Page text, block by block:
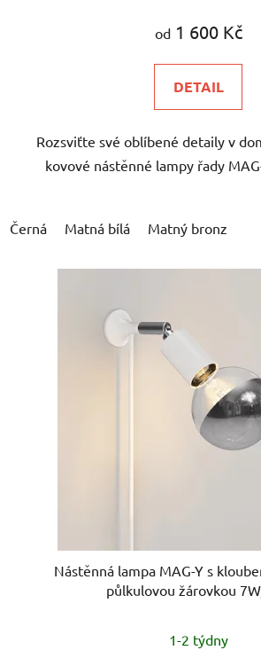
od1 600 Kč
DETAIL
Rozsviťte své oblíbené detaily v
kovové nástěnné lampy řady
Černá Matná bílá Matný bronz
Nástěnná lampa MAG-Y s
půlkulovou žárovkou
1-2 týdny